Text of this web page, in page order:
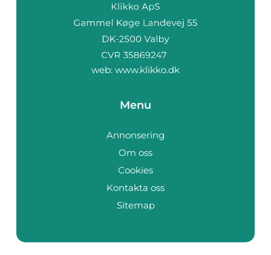
web: www.klikko.dk
Menu
Annonsering
Om oss
Cookies
Kontakta oss
Sitemap